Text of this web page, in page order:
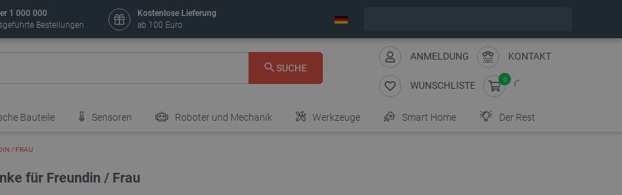
1 000 000
Bestellungen
Kostenlose Lieferung
ab 100 Euro
SUCHE
ANMELDUNG KONTAKT
WUNSCHLISTE
0
Bauteile Sensoren Roboter und Mechanik Werkzeuge Smart Home Der Rest
/ FRAU
für Freundin / Frau